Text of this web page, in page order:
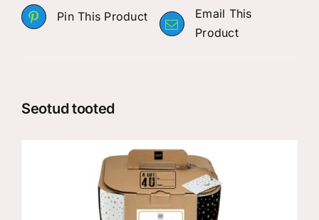
Pin This Product
Email This
Product
Seotud tooted